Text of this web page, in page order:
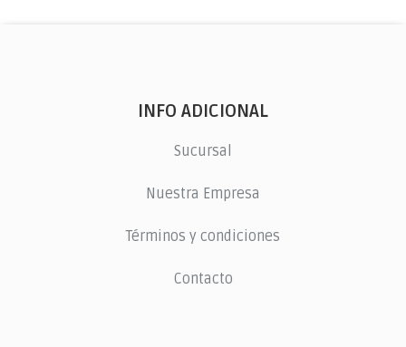
INFO ADICIONAL
Sucursal
Nuestra Empresa
Términos y condiciones
Contacto